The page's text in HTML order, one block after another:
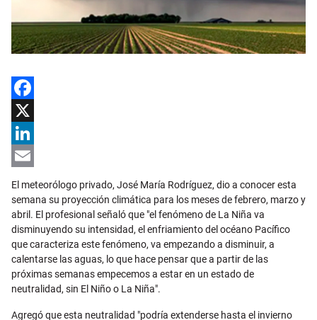
Facebook
X
LinkedIn
Email
El meteorólogo privado, José María Rodríguez, dio a conocer esta
semana su proyección climática para los meses de febrero, marzo y
abril. El profesional señaló que "el fenómeno de La Niña va
disminuyendo su intensidad, el enfriamiento del océano Pacífico
que caracteriza este fenómeno, va empezando a disminuir, a
calentarse las aguas, lo que hace pensar que a partir de las
próximas semanas empecemos a estar en un estado de
neutralidad, sin El Niño o La Niña".
Agregó que esta neutralidad "podría extenderse hasta el invierno